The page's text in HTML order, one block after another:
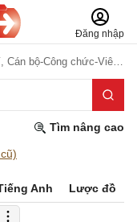
Đăng nhập
Cán bộ-Công chức-Viên chức
Tìm nâng cao
Anh Lược đồ